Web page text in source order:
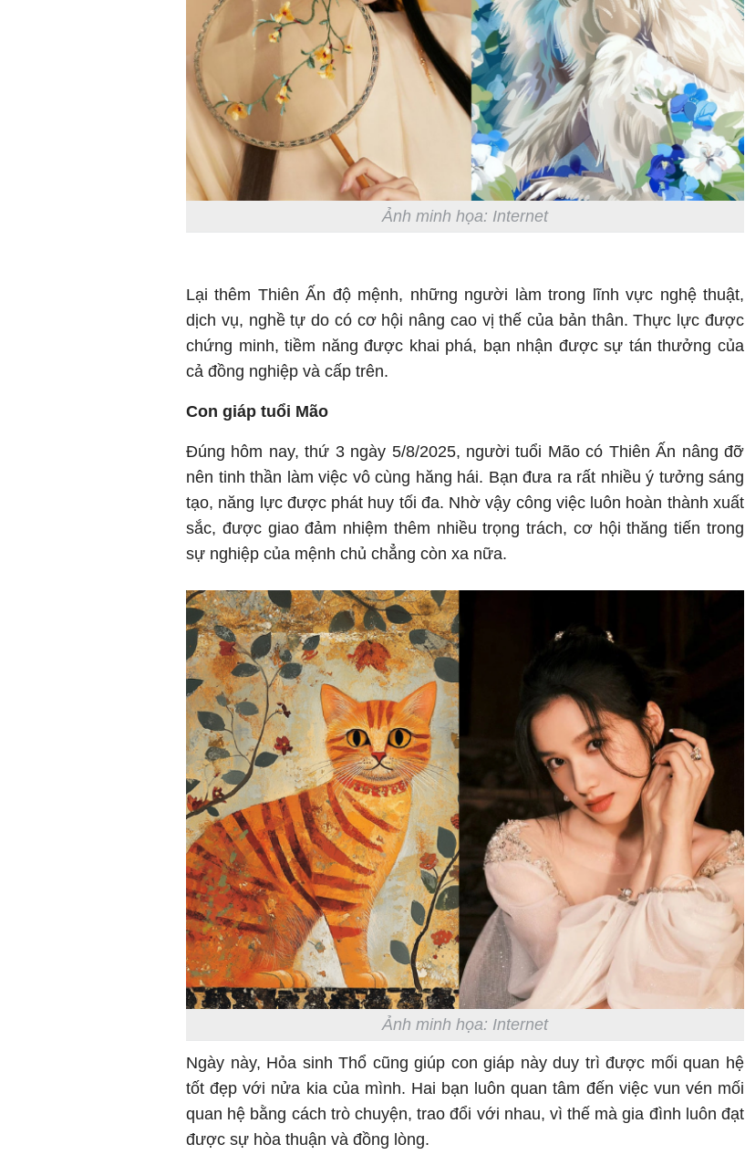
Ảnh minh họa: Internet
Lại thêm Thiên Ấn độ mệnh, những người làm trong lĩnh vực nghệ thuật,
dịch vụ, nghề tự do có cơ hội nâng cao vị thế của bản thân. Thực lực được
chứng minh, tiềm năng được khai phá, bạn nhận được sự tán thưởng của
cả đồng nghiệp và cấp trên.
Con giáp tuổi Mão
Đúng hôm nay, thứ 3 ngày 5/8/2025, người tuổi Mão có Thiên Ấn nâng đỡ
nên tinh thần làm việc vô cùng hăng hái. Bạn đưa ra rất nhiều ý tưởng sáng
tạo, năng lực được phát huy tối đa. Nhờ vậy công việc luôn hoàn thành xuất
sắc, được giao đảm nhiệm thêm nhiều trọng trách, cơ hội thăng tiến trong
sự nghiệp của mệnh chủ chẳng còn xa nữa.
Ảnh minh họa: Internet
Ngày này, Hỏa sinh Thổ cũng giúp con giáp này duy trì được mối quan hệ
tốt đẹp với nửa kia của mình. Hai bạn luôn quan tâm đến việc vun vén mối
quan hệ bằng cách trò chuyện, trao đổi với nhau, vì thế mà gia đình luôn đạt
được sự hòa thuận và đồng lòng.